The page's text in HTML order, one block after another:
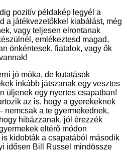
pozitív példakép legyél a
a játékvezetőkkel kiabálást, még
vagy teljesen elrontanak
emlékeztesd magad,
önkéntesek, fiatalok, vagy ők
jó móka, de kutatások
inkább játszanak egy vesztes
üljenek egy nyertes csapatban!
az is, hogy a gyerekeknek
nemcsak a te gyermekednek,
hibázzanak, jól érezzék
eltérő módon
kidobták a csapatából második
idősen Bill Russel mindössze